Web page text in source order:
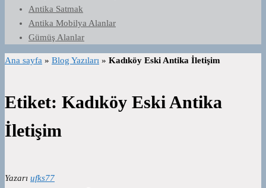
Antika Satmak
Antika Mobilya Alanlar
Gümüş Alanlar
Ana sayfa » Blog Yazıları » Kadıköy Eski Antika İletişim
Etiket: Kadıköy Eski Antika
İletişim
Yazarı ufks77